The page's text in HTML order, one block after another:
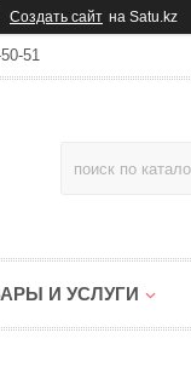
Создать сайт на Satu.kz
51
И УСЛУГИ